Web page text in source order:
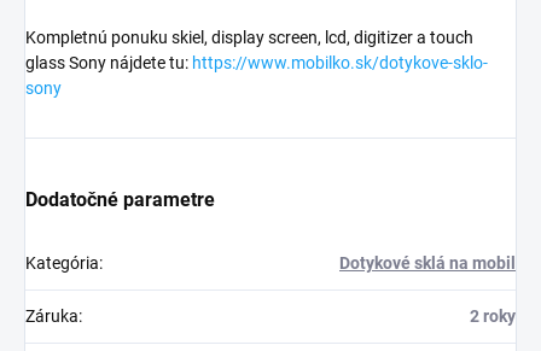
Kompletnú ponuku skiel, display screen, lcd, digitizer a touch
glass Sony nájdete tu: https://www.mobilko.sk/dotykove-sklo-
sony
Dodatočné parametre
Kategória: Dotykové sklá na mobil
Záruka: 2 roky